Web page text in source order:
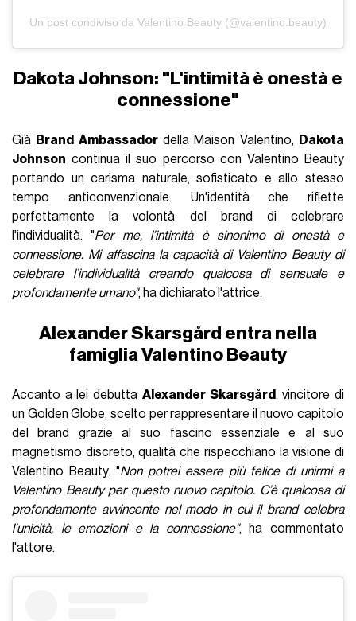
Un post condiviso da Valentino Beauty (@valentino.beauty)
Dakota Johnson: "L'intimità è onestà e
connessione"
Già Brand Ambassadordella Maison Valentino,
Dakota
Johnson continua il suo percorso con Valentino Beauty
portando un carisma naturale, sofisticato e allo stesso
tempo anticonvenzionale. Un'identità che riflette
perfettamente la volontà del brand di celebrare
l'individualità. "Per me, l’intimità è sinonimo di onestà e
connessione. Mi affascina la capacità di Valentino Beauty di
celebrare l’individualità creando qualcosa di sensuale e
profondamente umano", ha dichiarato l'attrice.
Alexander Skarsgård entra nella
famiglia Valentino Beauty
Accanto a lei debutta Alexander Skarsgård , vincitore di
un Golden Globe, scelto per rappresentare il nuovo capitolo
del brand grazie al suo fascino essenziale e al suo
magnetismo discreto, qualità che rispecchiano la visione di
Valentino Beauty. "Non potrei essere più felice di unirmi a
Valentino Beauty per questo nuovo capitolo. C’è qualcosa di
profondamente avvincente nel modo in cui il brand celebra
l’unicità, le emozioni e la connessione", ha commentato
l'attore.